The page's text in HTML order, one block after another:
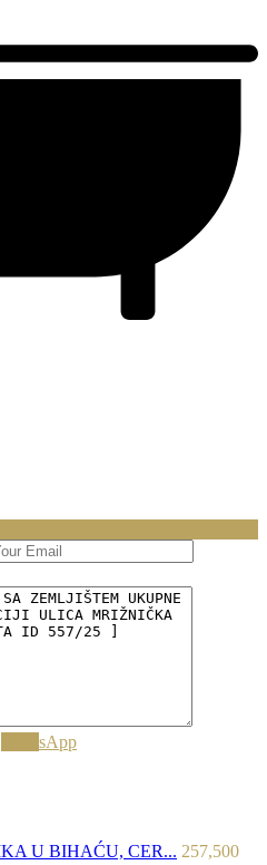
WhatsApp
U BIHAĆU, CER... 257,500